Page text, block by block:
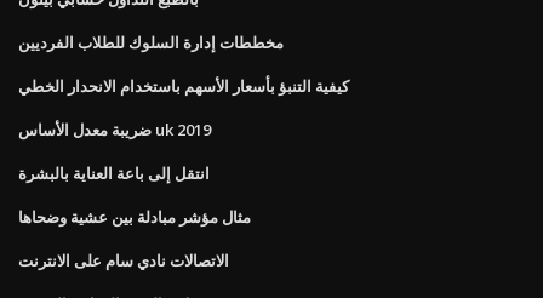
مخططات إدارة السلوك للطلاب الفرديين
كيفية التنبؤ بأسعار الأسهم باستخدام الانحدار الخطي
ضريبة معدل الأساس uk 2019
انتقل إلى باعة العناية بالبشرة
مثال مؤشر مبادلة بين عشية وضحاها
الاتصالات نادي سام على الانترنت